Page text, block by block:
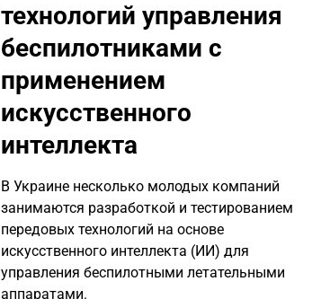
технологий управления
беспилотниками с
применением
искусственного
интеллекта
В Украине несколько молодых компаний
занимаются разработкой и тестированием
передовых технологий на основе
искусственного интеллекта (ИИ) для
управления беспилотными летательными
аппаратами.